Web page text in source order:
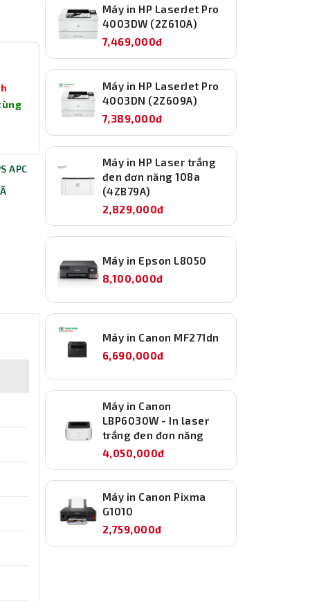
APC
Máy in HP LaserJet Pro
4003DW (2Z610A)
7,469,000đ
Máy in HP LaserJet Pro
4003DN (2Z609A)
7,389,000đ
Máy in HP Laser trắng
đen đơn năng 108a
(4ZB79A)
2,829,000đ
Máy in Epson L8050
8,100,000đ
Máy in Canon MF271dn
6,690,000đ
Máy in Canon
LBP6030W - In laser
trắng đen đơn năng
4,050,000đ
Máy in Canon Pixma
G1010
2,759,000đ